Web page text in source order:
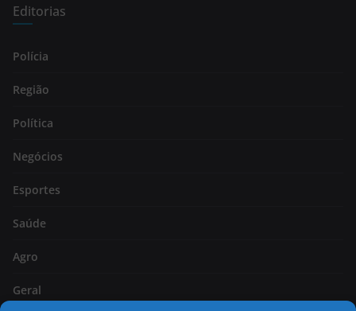
Editorias
Polícia
Região
Política
Negócios
Esportes
Saúde
Agro
Geral